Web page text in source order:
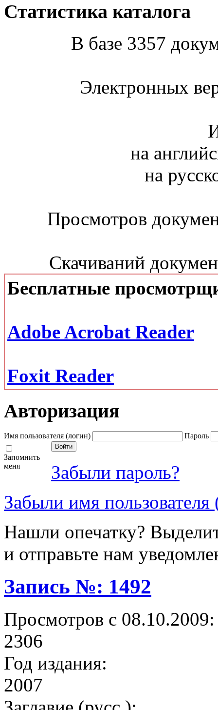
Статистика каталога
В базе 3357
Электронных
на
на
Просмотров
Скачиваний
Бесплатные
Adobe Acrobat Reader
Foxit Reader
Авторизация
Имя пользователя (логин) Пароль
Запомнить
меня
Забыли пароль?
Забыли имя пользователя
Нашли опечатку?
и отправьте нам
Запись №: 1492
Просмотров с 08.10.2009:
2306
Год издания:
2007